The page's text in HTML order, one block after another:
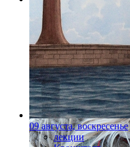
Фото: paradisegroup.ru
09 августа, воскресенье
лекции